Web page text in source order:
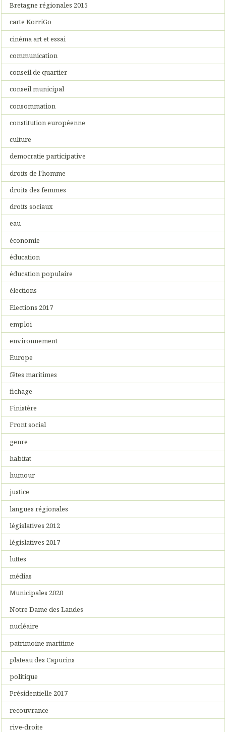
Bretagne régionales 2015
carte KorriGo
cinéma art et essai
communication
conseil de quartier
conseil municipal
consommation
constitution européenne
culture
democratie participative
droits de l'homme
droits des femmes
droits sociaux
eau
économie
éducation
éducation populaire
élections
Elections 2017
emploi
environnement
Europe
fêtes maritimes
fichage
Finistère
Front social
genre
habitat
humour
justice
langues régionales
législatives 2012
législatives 2017
luttes
médias
Municipales 2020
Notre Dame des Landes
nucléaire
patrimoine maritime
plateau des Capucins
politique
Présidentielle 2017
recouvrance
rive-droite